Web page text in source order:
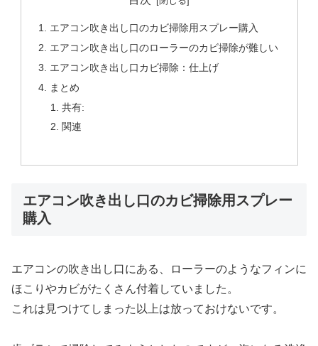
エアコン吹き出し口のカビ掃除用スプレー購入
エアコン吹き出し口のローラーのカビ掃除が難しい
エアコン吹き出し口カビ掃除：仕上げ
まとめ
共有:
関連
エアコン吹き出し口のカビ掃除用スプレー
購入
エアコンの吹き出し口にある、ローラーのようなフィンに
ほこりやカビがたくさん付着していました。
これは見つけてしまった以上は放っておけないです。